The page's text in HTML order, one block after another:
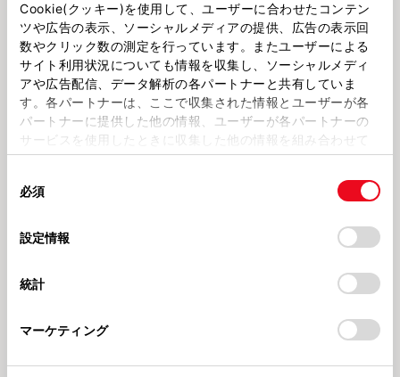
Cookie(クッキー)を使用して、ユーザーに合わせたコンテン
ツや広告の表示、ソーシャルメディアの提供、広告の表示回
数やクリック数の測定を行っています。またユーザーによる
サイト利用状況についても情報を収集し、ソーシャルメディ
アや広告配信、データ解析の各パートナーと共有していま
す。各パートナーは、ここで収集された情報とユーザーが各
パートナーに提供した他の情報、ユーザーが各パートナーの
サービスを使用したときに収集した他の情報を組み合わせて
使用することがあります。当ウェブサイトの使用を続行する
デバイスにすべてのCookie(クッキー)が保存されることに同
意したことになります。Cookie(クッキー)のオプトアウト、
設定の変更、同意を撤回したりするにあたっては、当社の
「Cookie（クッキー）情報の取り扱いについて
」をご覧くだ
必須
設定情報
統計
マーケティング
2026314
春の交通安全運動🌸🚗 多可町ファーマーズマーケット🥬